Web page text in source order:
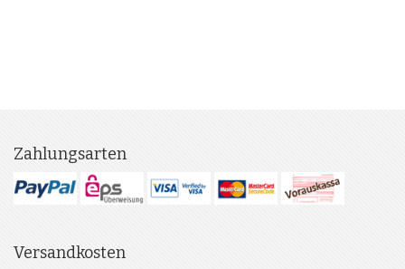
Zahlungsarten
Versandkosten